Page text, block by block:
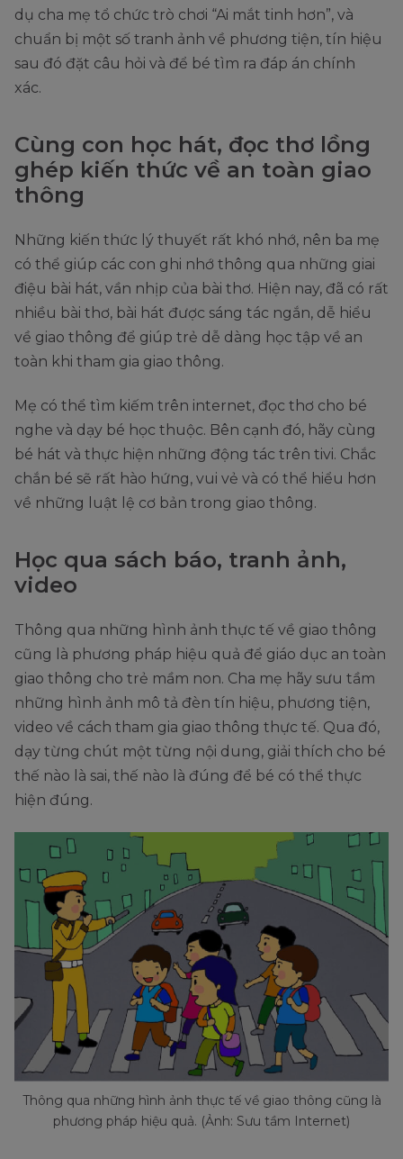
dụ cha mẹ tổ chức trò chơi “Ai mắt tinh hơn”, và
chuẩn bị một số tranh ảnh về phương tiện, tín hiệu
sau đó đặt câu hỏi và để bé tìm ra đáp án chính
xác.
Cùng con học hát, đọc thơ lồng
ghép kiến thức về an toàn giao
thông
Những kiến thức lý thuyết rất khó nhớ, nên ba mẹ
có thể giúp các con ghi nhớ thông qua những giai
điệu bài hát, vần nhịp của bài thơ. Hiện nay, đã có rất
nhiều bài thơ, bài hát được sáng tác ngắn, dễ hiểu
về giao thông để giúp trẻ dễ dàng học tập về an
toàn khi tham gia giao thông.
Mẹ có thể tìm kiếm trên internet, đọc thơ cho bé
nghe và dạy bé học thuộc. Bên cạnh đó, hãy cùng
bé hát và thực hiện những động tác trên tivi. Chắc
chắn bé sẽ rất hào hứng, vui vẻ và có thể hiểu hơn
về những luật lệ cơ bản trong giao thông.
Học qua sách báo, tranh ảnh,
video
Thông qua những hình ảnh thực tế về giao thông
cũng là phương pháp hiệu quả để giáo dục an toàn
giao thông cho trẻ mầm non. Cha mẹ hãy sưu tầm
những hình ảnh mô tả đèn tín hiệu, phương tiện,
video về cách tham gia giao thông thực tế. Qua đó,
dạy từng chút một từng nội dung, giải thích cho bé
thế nào là sai, thế nào là đúng để bé có thể thực
hiện đúng.
Thông qua những hình ảnh thực tế về giao thông cũng là
phương pháp hiệu quả. (Ảnh: Sưu tầm Internet)